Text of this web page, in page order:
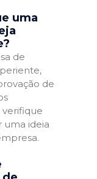
uma
de
de
verifique
uma ideia